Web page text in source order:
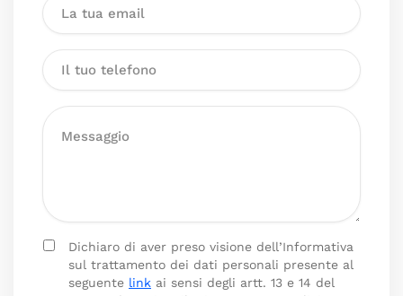
Dichiaro di aver preso visione dell’Informativa
sul trattamento dei dati personali presente al
seguente link ai sensi degli artt. 13 e 14 del